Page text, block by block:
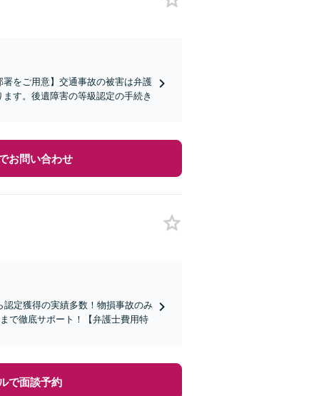
署をご用意】交通事故の被害は弁護
す。後遺障害の等級認定の手続き
お問い合わせ
認定獲得の実績多数！物損事故のみ
で徹底サポート！【弁護士費用特
で面談予約